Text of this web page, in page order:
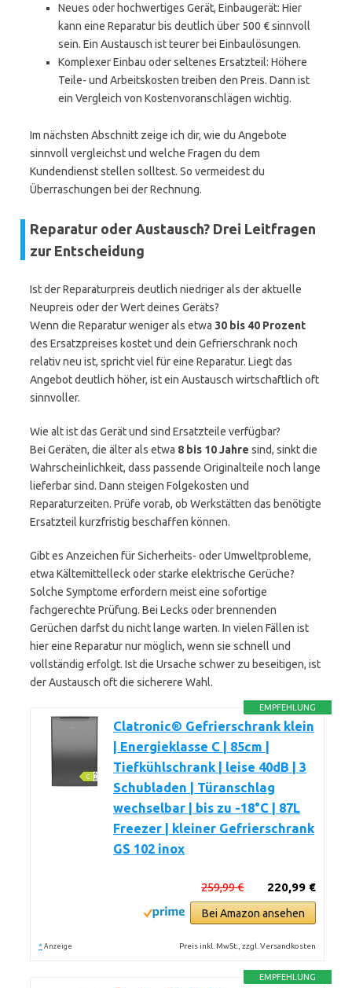
Neues oder hochwertiges Gerät, Einbaugerät: Hier
kann eine Reparatur bis deutlich über 500 € sinnvoll
sein. Ein Austausch ist teurer bei Einbaulösungen.
Komplexer Einbau oder seltenes Ersatzteil: Höhere
Teile- und Arbeitskosten treiben den Preis. Dann ist
ein Vergleich von Kostenvoranschlägen wichtig.
Im nächsten Abschnitt zeige ich dir, wie du Angebote
sinnvoll vergleichst und welche Fragen du dem
Kundendienst stellen solltest. So vermeidest du
Überraschungen bei der Rechnung.
Reparatur oder Austausch? Drei Leitfragen
zur Entscheidung
Ist der Reparaturpreis deutlich niedriger als der aktuelle
Neupreis oder der Wert deines Geräts?
Wenn die Reparatur weniger als etwa 30 bis 40 Prozent
des Ersatzpreises kostet und dein Gefrierschrank noch
relativ neu ist, spricht viel für eine Reparatur. Liegt das
Angebot deutlich höher, ist ein Austausch wirtschaftlich oft
sinnvoller.
Wie alt ist das Gerät und sind Ersatzteile verfügbar?
Bei Geräten, die älter als etwa 8 bis 10 Jahre sind, sinkt die
Wahrscheinlichkeit, dass passende Originalteile noch lange
lieferbar sind. Dann steigen Folgekosten und
Reparaturzeiten. Prüfe vorab, ob Werkstätten das benötigte
Ersatzteil kurzfristig beschaffen können.
Gibt es Anzeichen für Sicherheits- oder Umweltprobleme,
etwa Kältemittelleck oder starke elektrische Gerüche?
Solche Symptome erfordern meist eine sofortige
fachgerechte Prüfung. Bei Lecks oder brennenden
Gerüchen darfst du nicht lange warten. In vielen Fällen ist
hier eine Reparatur nur möglich, wenn sie schnell und
vollständig erfolgt. Ist die Ursache schwer zu beseitigen, ist
der Austausch oft die sicherere Wahl.
EMPFEHLUNG
Clatronic® Gefrierschrank klein
| Energieklasse C | 85cm |
Tiefkühlschrank | leise 40dB | 3
Schubladen | Türanschlag
wechselbar | bis zu -18°C | 87L
Freezer | kleiner Gefrierschrank
GS 102 inox
220,99 €
259,99 €
Bei Amazon ansehen
* Anzeige Preis inkl. MwSt., zzgl. Versandkosten
EMPFEHLUNG